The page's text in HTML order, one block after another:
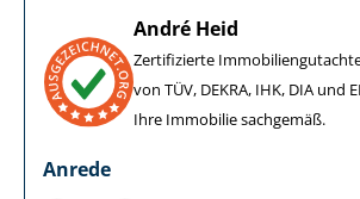
André Heid
Zertifizierte
von TÜV, DEKRA, IHK, DIA und
Ihre Immobilie sachgemäß.
Anrede